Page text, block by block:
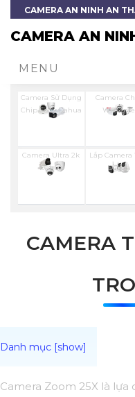
CAMERA AN NINH AN
CAMERA AN
MENU
Camera Sử Dụng
Chip Sony Dahua
Camera
Wizsense
Camera Ultra 2k
Dahua
Lắp Camera
Dahua
CAMERA
Camera Zoom 25X là lựa